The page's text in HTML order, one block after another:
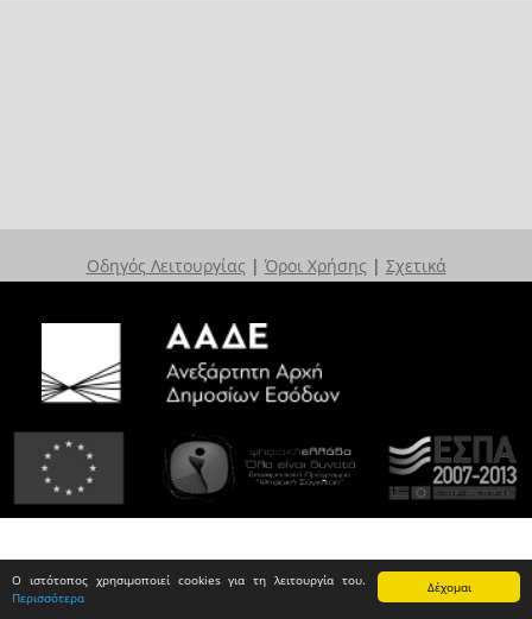
Δέχομαι
Ο ιστότοπος χρησιμοποιεί cookies για τη λειτουργία του.
Περισσότερα
Οδηγός Λειτουργίας | Όροι Χρήσης | Σχετικά